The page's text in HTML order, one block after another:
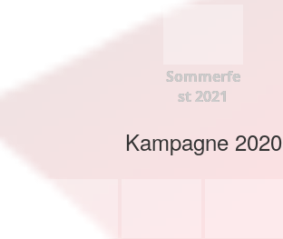
Sommerfe
st 2021
Kampagne 2020